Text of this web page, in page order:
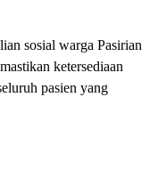
sosial warga Pasirian
ketersediaan
pasien yang